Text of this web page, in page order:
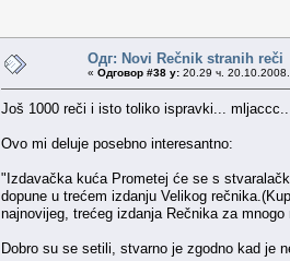
Одг: Novi Rečnik stranih reči
« Одговор #38 у: 20.29 ч.
Još 1000 reči i isto toliko ispravki...
Ovo mi deluje posebno interesantno:
"Izdavačka kuća Prometej će se s
dopune u trećem izdanju Velikog
najnovijeg, trećeg izdanja Rečnika za
Dobro su se setili, stvarno je zgodno kad je